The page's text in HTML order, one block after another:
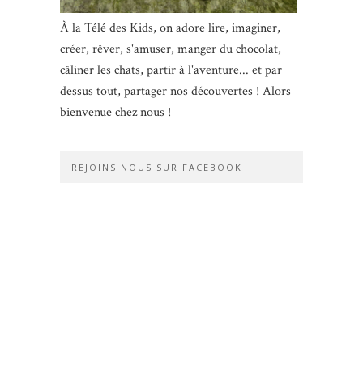
À la Télé des Kids, on adore lire, imaginer,
créer, rêver, s'amuser, manger du chocolat,
câliner les chats, partir à l'aventure... et par
dessus tout, partager nos découvertes ! Alors
bienvenue chez nous !
REJOINS NOUS SUR FACEBOOK